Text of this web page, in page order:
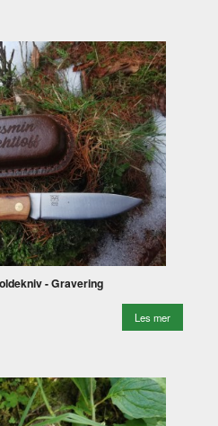
- Gravering
Les mer